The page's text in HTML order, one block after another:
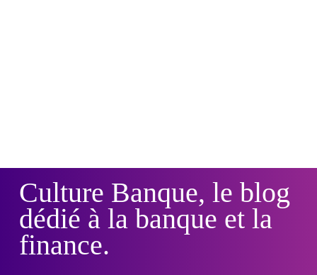
Culture Banque, le blog
dédié à la banque et la
finance.